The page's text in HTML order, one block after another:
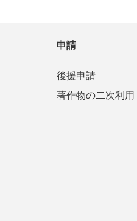
申請
後援申請
著作物の二次利用